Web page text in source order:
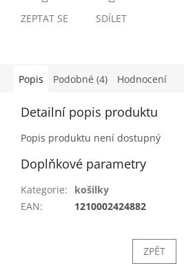
ZEPTAT SE SDÍLET
Popis Podobné (4) Hodnocení
Detailní popis produktu
Popis produktu není dostupný
Doplňkové parametry
Kategorie:
košilky
EAN: 1210002424882
ZPĚT